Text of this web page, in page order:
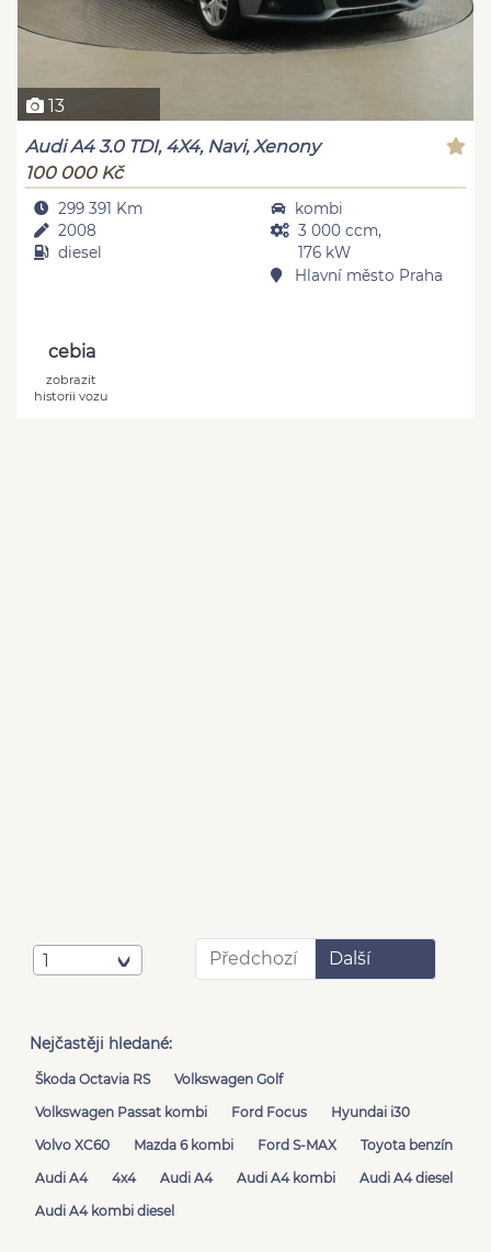
13
Audi A4 3.0 TDI, 4X4, Navi, Xenony
100 000 Kč
299 391 Km
2008
diesel
kombi
3 000 ccm,
176 kW
Hlavní město Praha
cebia
zobrazit
historii vozu
1 Předchozí Další
Nejčastěji hledané:
Škoda Octavia RS
Volkswagen Golf
Volkswagen Passat kombi
Ford Focus
Hyundai i30
Volvo XC60
Mazda 6 kombi Ford S-MAX
Toyota benzín
Audi A4
4x4 Audi A4 Audi A4 kombi
Audi A4 diesel
Audi A4 kombi diesel